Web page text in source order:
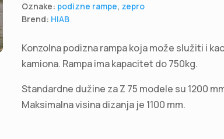
Oznake: podizne rampe, zepro
Brend: HIAB
Konzolna podizna rampa koja može služiti i
kamiona. Rampa ima kapacitet do 750kg.
Standardne dužine za Z 75 modele su 1200
Maksimalna visina dizanja je 1100 mm.